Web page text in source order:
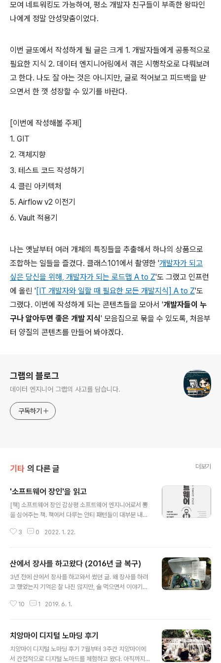
모여 네트워킹도 가능하여, 평소 개발자 친구들이 부족한 왕따인
나에게 정말 안성맞춤이었다.
이번 글또에서 작성하게 될 글은 크게 1. 개발자들에게 공통적으로
필요한 지식 2. 데이터 엔지니어링에서 겪은 시행착오로 다뤄보려
고 한다. 나도 잘 아는 것은 아니지만, 글로 적어보고 피드백을 받
으면서 한 껏 성장할 수 있기를 바란다.
[이번에 작성해볼 주제]
1. GIT
2. 객체지향
3. 테스트 코드 작성하기
4. 클린 아키텍처
5. Airflow v2 이전기
6. Vault 적용기
나는 옛날부터 여러 개체의 특징들을 추출해서 하나의 상품으로
조합하는 일들을 즐겼다. 클래스101에서 촬영한 '개발자가 되고
싶은 당신을 위해, 개발자가 되는 로드맵 A to Z'도 그랬고 인프런
에 올린 ' [IT 개발자와 일할 때 필요한 모든 개발지식] A to Z'도
그랬다. 이번에 작성하게 되는 콘텐츠들을 모아서 '개발자들이 누
구나 알아두면 좋은 개발 지식' 모음집으로 묶을 수 있도록, 처음부
터 양질의 콘텐츠를 만들어 봐야겠다.
그랩의 블로그
데이터 엔지니어 그랩의 사고를 담습니다.
구독하기
기타 의 다른 글 더보기
'소프트웨어 장인'을 읽고
[책] 소프트웨어 장인 감상평 소프트웨어 엔지니어로서 뽕
을 심어주는 책. 책에서 다루는 안티 패턴들이 대부분 내가
나가야 할 것들이 많다는 것에서 나오는 즐거움이 교차하
고 있었다. 코드 레벨에서, 테스트 코드는 필수이며 주기적
인 리팩토링을 통해 레거시 코드 + 잠재위험요소를 줄이는
일이 필요하다는 것. 또 개발자라는 한 명의 프로로서 오너
적으로 의사결정에 참여해야 하고 거기서 나오는 모든 과
3 0 2022. 1. 22.
산에서 장사를 하고왔다 (2016년 글 복구)
3년 전에 산에서 장사를 하고와서 썼던 글. 왜 장사를 하려
고 했었는지 기억은 잘 나진 않지만, 술 먹으면서 이야기할
글을 보면서 크게 느껴지는 점이 있는데, 언제나 내가 쓰거
는 내 주관적인 관점으로 '~이다'라는 내 생각과 관점의 표
출을 자주 하려고 노력하고 있다. 시간이 지날 때마다
'나'라는 사람은 계획과는 다르게 커가고 있는 것 같아 굉장
10 1 2019. 6. 1.
치앙마이 디지털 노마딩 후기
치앙마이 디지털 노마딩 후기 7월부터 3주간 치앙마이에
서 간접적으로 디지털 노마드를 체험하고 왔다. 아직까지